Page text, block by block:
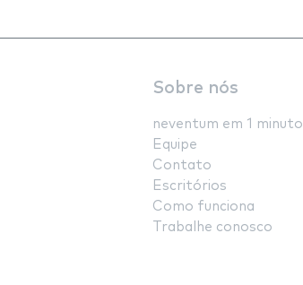
Sobre nós
neventum em 1 minuto
Equipe
Contato
Escritórios
Como funciona
Trabalhe conosco